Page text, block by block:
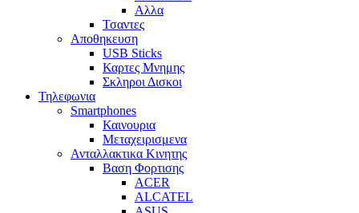
Αλλα
Τσαντες
Αποθηκευση
USB Sticks
Καρτες Μνημης
Σκληροι Δισκοι
Τηλεφωνια
Smartphones
Καινουρια
Μεταχειρισμενα
Ανταλλακτικα Κινητης
Βαση Φορτισης
ACER
ALCATEL